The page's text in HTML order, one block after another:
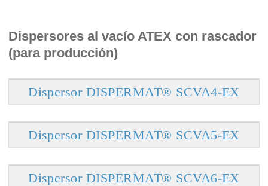
Dispersores al vacío ATEX con rascador
(para producción)
Dispersor DISPERMAT® SCVA4-EX
Dispersor DISPERMAT® SCVA5-EX
Dispersor DISPERMAT® SCVA6-EX